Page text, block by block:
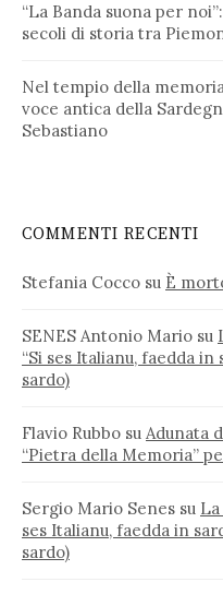
“La Banda suona per
secoli di storia tra
Nel tempio della
voce antica della
Sebastiano
COMMENTI RECENTI
Stefania Cocco su È
SENES Antonio Mario su
“Si ses Italianu, faedda
sardo)
Flavio Rubbo su Adunata
“Pietra della Memoria”
Sergio Mario Senes su
ses Italianu, faedda in
sardo)